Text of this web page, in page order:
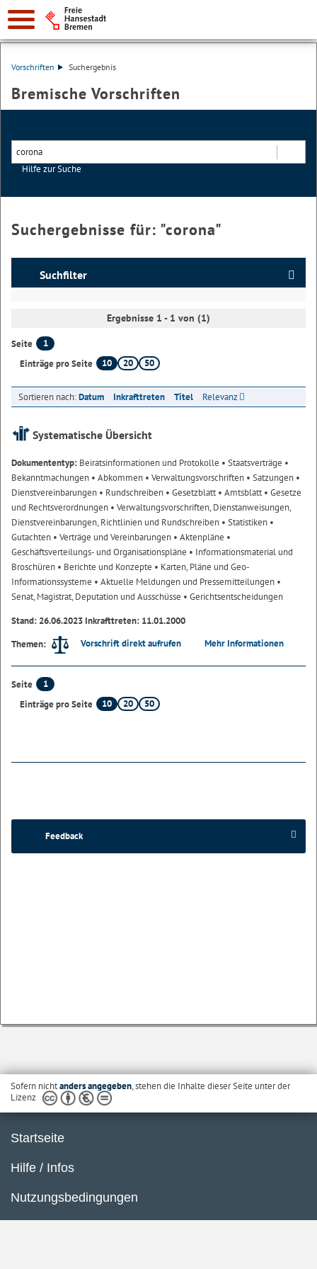
Vorschriften Suchergebnis
Bremische Vorschriften
Hilfe zur Suche
Suchergebnisse für: "corona"
Suchfilter
Ergebnisse 1 - 1 von (1)
Seite
1
Einträge pro Seite
10 20 50
Sortieren nach:Datum Inkrafttreten Titel Relevanz
Systematische Übersicht
Dokumententyp: Beiratsinformationen und Protokolle • Staatsverträge •
Bekanntmachungen • Abkommen • Verwaltungsvorschriften • Satzungen •
Dienstvereinbarungen • Rundschreiben • Gesetzblatt• Amtsblatt• Gesetze
und Rechtsverordnungen • Verwaltungsvorschriften, Dienstanweisungen,
Dienstvereinbarungen, Richtlinien und Rundschreiben • Statistiken •
Gutachten • Verträge und Vereinbarungen • Aktenpläne •
Geschäftsverteilungs- und Organisationspläne • Informationsmaterial und
Broschüren • Berichte und Konzepte • Karten, Pläne und Geo-
Informationssysteme • Aktuelle Meldungen und Pressemitteilungen •
Senat, Magistrat, Deputation und Ausschüsse • Gerichtsentscheidungen
Stand: 26.06.2023 Inkrafttreten: 11.01.2000
Themen:
Vorschrift direkt aufrufen Mehr Informationen
Seite
1
Einträge pro Seite
10 20 50
Feedback
Sofern nichtanders angegeben, stehen die Inhalte dieser Seite unter der
Lizenz
Startseite
Hilfe / Infos
Nutzungsbedingungen